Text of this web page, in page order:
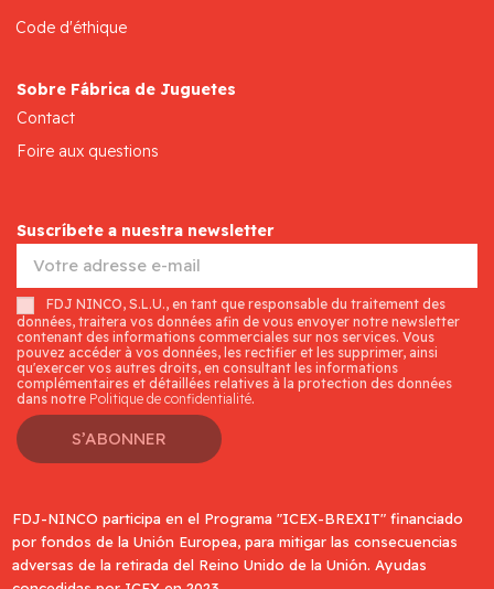
Code d'éthique
Sobre Fábrica de Juguetes
Contact
Foire aux questions
Suscríbete a nuestra newsletter
FDJ NINCO, S.L.U., en tant que responsable du traitement des
données, traitera vos données afin de vous envoyer notre newsletter
contenant des informations commerciales sur nos services. Vous
pouvez accéder à vos données, les rectifier et les supprimer, ainsi
qu'exercer vos autres droits, en consultant les informations
complémentaires et détaillées relatives à la protection des données
dans notre Politique de confidentialité.
S’ABONNER
FDJ-NINCO participa en el Programa "ICEX-BREXIT" financiado
por fondos de la Unión Europea, para mitigar las consecuencias
adversas de la retirada del Reino Unido de la Unión. Ayudas